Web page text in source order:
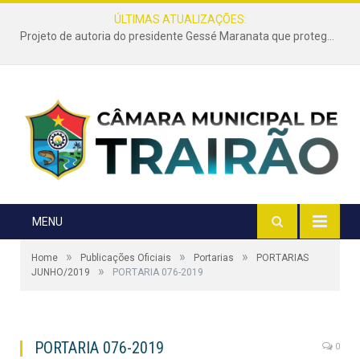
ÚLTIMAS ATUALIZAÇÕES:
Lei de autoria do vereador Zezinho da Zane é sancionada e reforça a limpeza e conservação de terrenos urbanos em Trairão
MENU
Home » Publicações Oficiais » Portarias »
PORTARIAS
JUNHO/2019
» PORTARIA 076-2019
PORTARIA 076-2019 0